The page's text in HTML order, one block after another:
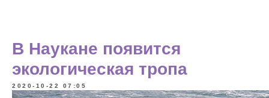
В Наукане появится
экологическая тропа
2020-10-22 07:05